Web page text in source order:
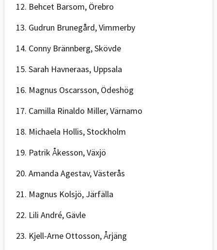
12. Behcet Barsom, Örebro
13. Gudrun Brunegård, Vimmerby
14. Conny Brännberg, Skövde
15. Sarah Havneraas, Uppsala
16. Magnus Oscarsson, Ödeshög
17. Camilla Rinaldo Miller, Värnamo
18. Michaela Hollis, Stockholm
19. Patrik Åkesson, Växjö
20. Amanda Agestav, Västerås
21. Magnus Kolsjö, Järfälla
22. Lili André, Gävle
23. Kjell-Arne Ottosson, Årjäng